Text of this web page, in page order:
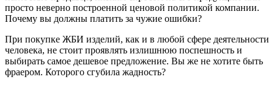
просто неверно построенной ценовой политикой компании.
Почему вы должны платить за чужие ошибки?
При покупке ЖБИ изделий, как и в любой сфере деятельности
человека, не стоит проявлять излишнюю поспешность и
выбирать самое дешевое предложение. Вы же не хотите быть
фраером. Которого сгубила жадность?